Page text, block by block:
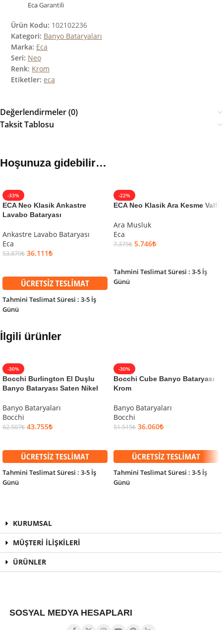
EcaGarantili
Ürün Kodu: 102102236
Kategori: Banyo Bataryaları
Marka: Eca
Seri: Neo
Renk: Krom
Etiketler: eca
Değerlendirmeler (0)
Taksit Tablosu
Hoşunuza gidebilir…
-33%
ECA Neo Klasik Ankastre
Lavabo Bataryası
Ankastre Lavabo Bataryası
Eca
53.879₺ 36.111₺
Tahmini Teslimat Süresi : 3-5 İş
Günü
-22%
ECA Neo Klasik Ara Kesme Valfi
Ara Musluk
Eca
7.375₺ 5.746₺
Tahmini Teslimat Süresi : 3-5 İş
Günü
İlgili ürünler
-30%
Bocchi Burlington El Duşlu
Banyo Bataryası Saten Nikel
Banyo Bataryaları
Bocchi
62.507₺ 43.755₺
Tahmini Teslimat Süresi : 3-5 İş
Günü
-30%
Bocchi Cube Banyo Bataryası
Krom
Banyo Bataryaları
Bocchi
51.515₺ 36.060₺
Tahmini Teslimat Süresi : 3-5 İş
Günü
KURUMSAL
MÜŞTERİ İLİŞKİLERİ
ÜRÜNLER
SOSYAL MEDYA HESAPLARI